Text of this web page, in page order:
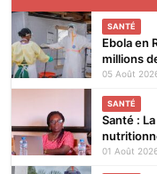
SANTÉ
Ebola en
millions
05 Août
SANTÉ
Santé :
août 2026
01 Août